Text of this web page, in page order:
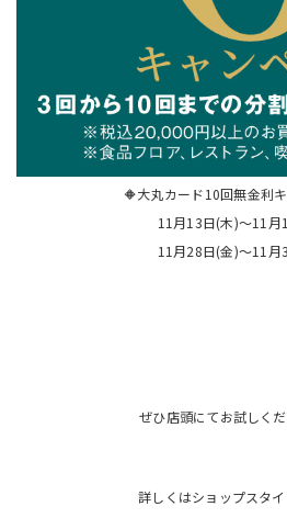
🔶大丸カード10回無金利
11月13日(木)〜11月
11月28日(金)〜11月
ぜひ店頭にてお試しく
詳しくはショップスタ